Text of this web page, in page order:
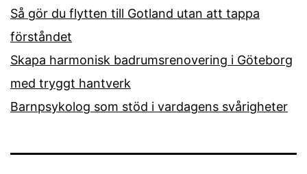
Så gör du flytten till Gotland utan att tappa
förståndet
Skapa harmonisk badrumsrenovering i Göteborg
med tryggt hantverk
Barnpsykolog som stöd i vardagens svårigheter